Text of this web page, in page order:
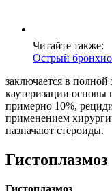
Читайте также:
Острый
заключается в
каутеризации основы
примерно 10%,
применением
назначают стероиды.
Гистоплазмоз
Гистоплазмоз